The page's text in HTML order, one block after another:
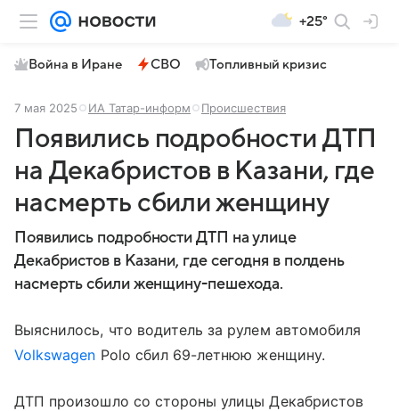
+25°
Война в Иране СВО Топливный кризис
7 мая 2025 ИА Татар-информ Происшествия
Появились подробности ДТП
на Декабристов в Казани, где
насмерть сбили женщину
Появились подробности ДТП на улице
Декабристов в Казани, где сегодня в полдень
насмерть сбили женщину-пешехода.
Выяснилось, что водитель за рулем автомобиля
Volkswagen Polo сбил 69-летнюю женщину.
ДТП произошло со стороны улицы Декабристов